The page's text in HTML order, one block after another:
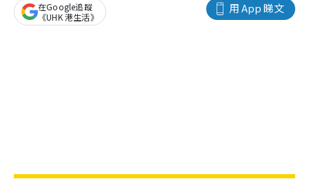
用 App 睇文
在Google追蹤
《UHK 港生活》